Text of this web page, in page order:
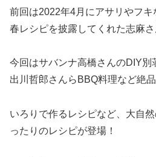
前回は2022年4月にアサリやフ
春レシピを披露してくれた志麻さ
今回はサバンナ高橋さんのDIY別
出川哲郎さんらBBQ料理など絶
いろりで作るレシピなど、大自
ったりのレシピが登場！